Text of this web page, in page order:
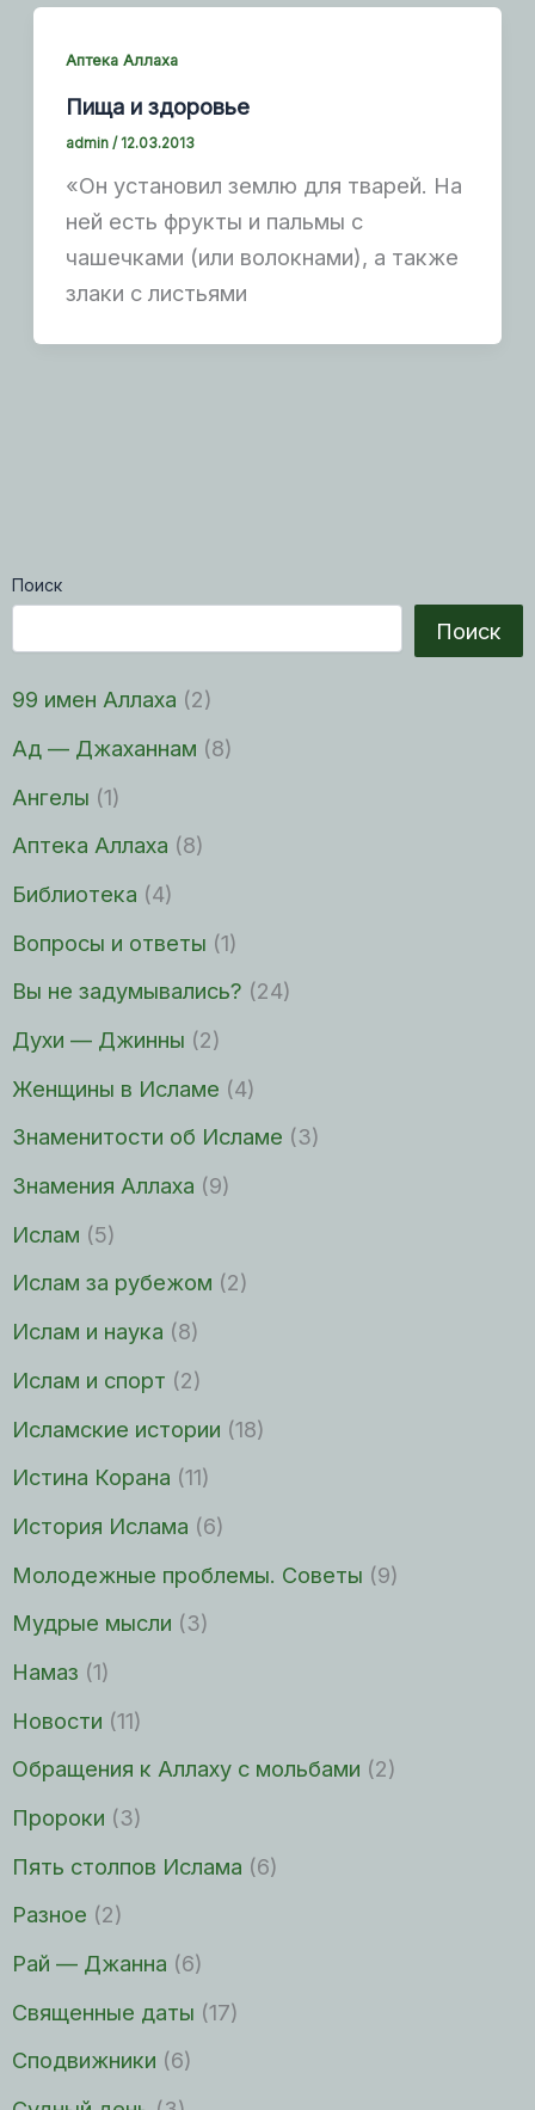
Поиск
Поиск
99 имен Аллаха (2)
Ад — Джаханнам (8)
Ангелы (1)
Аптека Аллаха (8)
Библиотека (4)
Вопросы и ответы (1)
Вы не задумывались? (24)
Духи — Джинны (2)
Женщины в Исламе (4)
Знаменитости об Исламе (3)
Знамения Аллаха (9)
Ислам (5)
Ислам за рубежом (2)
Ислам и наука (8)
Ислам и спорт (2)
Исламские истории (18)
Истина Корана (11)
История Ислама (6)
Молодежные проблемы. Советы (9)
Мудрые мысли (3)
Намаз (1)
Новости (11)
Обращения к Аллаху с мольбами (2)
Пророки (3)
Пять столпов Ислама (6)
Разное (2)
Рай — Джанна (6)
Священные даты (17)
Сподвижники (6)
Аптека Аллаха
Пища и здоровье
admin/ 12.03.2013
«Он установил землю для тварей. На
ней есть фрукты и пальмы с
чашечками (или волокнами), а также
злаки с листьями